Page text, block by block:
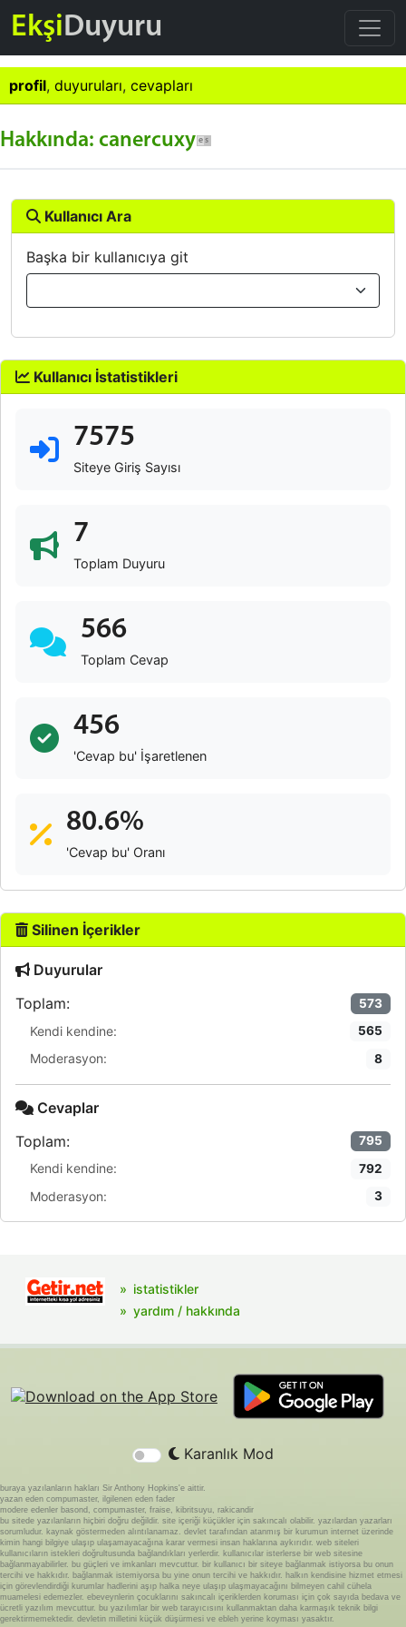
EkşiDuyuru
profil, duyuruları, cevapları
Hakkında: canercuxy
Kullanıcı Ara
Başka bir kullanıcıya git
Kullanıcı İstatistikleri
7575
Siteye Giriş Sayısı
7
Toplam Duyuru
566
Toplam Cevap
456
'Cevap bu' İşaretlenen
80.6%
'Cevap bu' Oranı
Silinen İçerikler
Duyurular
Toplam:
573
Kendi kendine: 565
Moderasyon: 8
Cevaplar
Toplam:
795
Kendi kendine: 792
Moderasyon: 3
istatistikler
yardım / hakkında
Karanlık Mod
buraya yazılanların hakları Sir Anthony Hopkins'e aittir.
yazan eden compumaster, ilgilenen eden fader
modere edenler basond, compumaster, fraise, kibritsuyu, rakicandir
bu sitede yazılanların hiçbiri doğru değildir. site içeriği küçükler için sakıncalı olabilir. yazılardan yazarları
sorumludur. kaynak göstermeden alıntılanamaz. devlet tarafından atanmış bir kurumun internet üzerinde
kimin hangi bilgiye ulaşıp ulaşamayacağına karar vermesi insan haklarına aykırıdır. web siteleri
kullanıcıların istekleri doğrultusunda bağlandıkları yerlerdir. kullanıcılar isterlerse bir web sitesine
bağlanmayabilirler. bu güçleri ve imkanları mevcuttur. bir kullanıcı bir siteye bağlanmak istiyorsa bu onun
tercihi ve hakkıdır. bağlanmak istemiyorsa bu yine onun tercihi ve hakkıdır. halkın kendisine hizmet etmesi
için görevlendirdiği kurumlar hadlerini aşıp halka neye ulaşıp ulaşmayacağını bilmeyen cahil cühela
muamelesi edemezler. ebeveynlerin çocuklarını sakıncalı içeriklerden koruması için çok sayıda bedava ve
ücretli yazılım mevcuttur. bu yazılımlar bir web tarayıcısını kullanmaktan daha karmaşık teknik bilgi
gerektirmemektedir. devletin milletini küçük düşürmesi ve ebleh yerine koyması yasaktır.